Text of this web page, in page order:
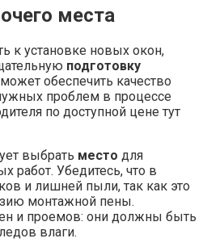
места
к установке новых окон,
подготовку
обеспечить качество
проблем в процессе
по доступной цене тут
выбрать место для
работ. Убедитесь, что в
и лишней пыли, так как это
монтажной пены.
и проемов: они должны быть
влаги.